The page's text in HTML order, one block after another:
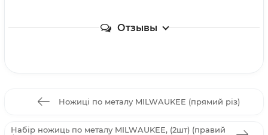
Отзывы
Ножиці по металу MILWAUKEE (прямий різ)
Набір ножиць по металу MILWAUKEE, (2шт) (правий